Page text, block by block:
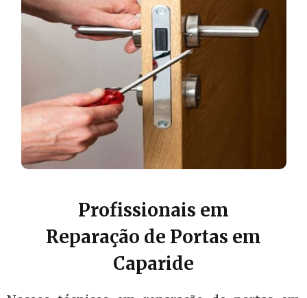
Profissionais em
Reparação de Portas em
Caparide